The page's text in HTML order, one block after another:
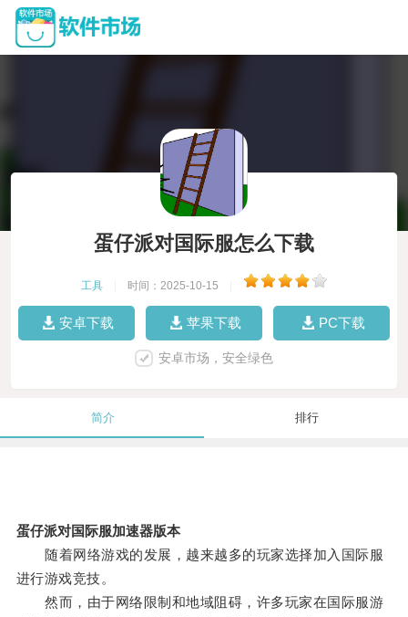
蛋仔派对国际服怎么下载
工具 时间：2025-10-15
安卓下载 苹果下载 PC下载
安卓市场，安全绿色
简介 排行
蛋仔派对国际服加速器版本
随着网络游戏的发展，越来越多的玩家选择加入国际服
进行游戏竞技。
然而，由于网络限制和地域阻碍，许多玩家在国际服游